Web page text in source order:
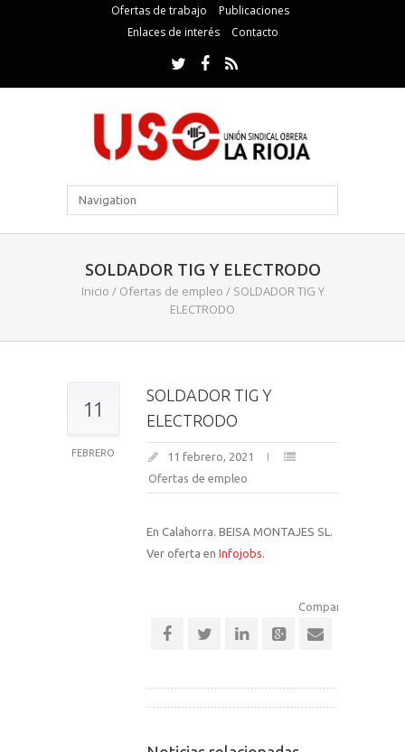
Ofertas de trabajo
Publicaciones
Enlaces de interés
Contacto
SOLDADOR TIG Y ELECTRODO
Inicio / Ofertas de empleo / SOLDADOR TIG Y
ELECTRODO
11
FEBRERO
SOLDADOR TIG Y
ELECTRODO
11 febrero, 2021
Ofertas de empleo
En Calahorra. BEISA MONTAJES SL.
Ver oferta en Infojobs.
Comparte esta